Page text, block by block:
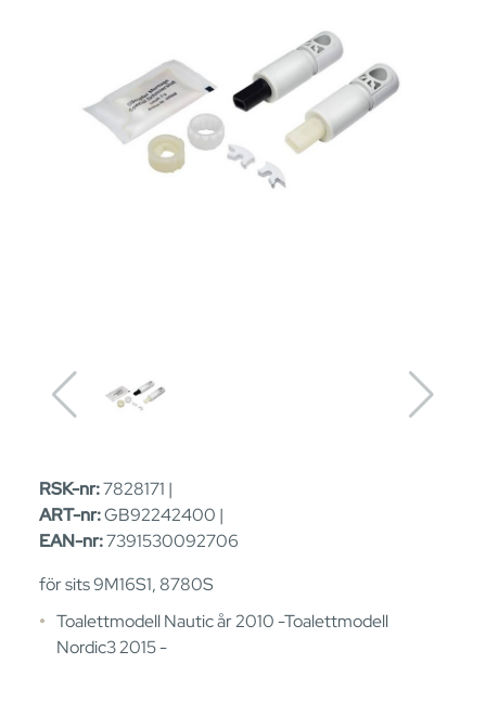
RSK-nr:7828171 |
ART-nr:GB92242400 |
EAN-nr:7391530092706
för sits 9M16S1, 8780S
Toalettmodell Nautic år 2010 -Toalettmodell
Nordic3 2015 -